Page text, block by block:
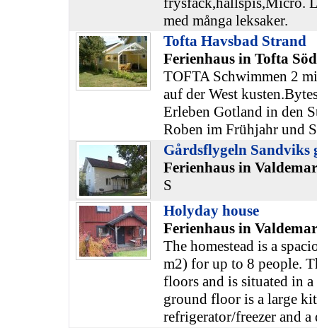
med många leksaker.
Tofta Havsbad Strand
Ferienhaus in Tofta
TOFTA Schwimmen 2
auf der West
Erleben Gotland in den
Roben im Frühjahr und
Gårdsflygeln Sandviks
Ferienhaus in
S
Holyday house
Ferienhaus in
The homestead is a
m2) for up to 8 people.
floors and is situated in a
ground floor is a large
refrigerator/freezer and a